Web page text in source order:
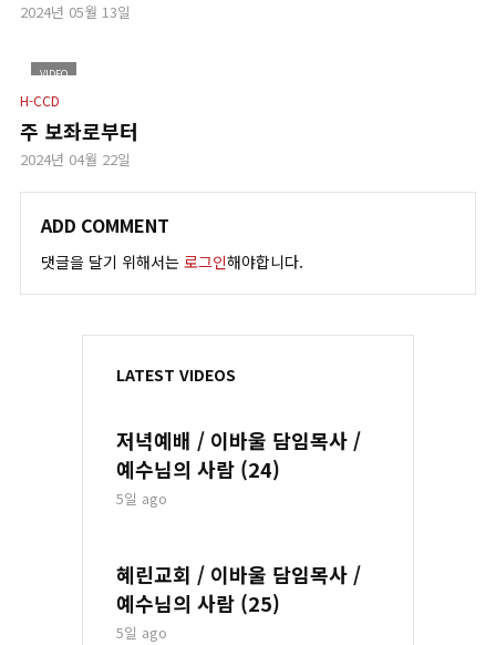
2024년 05월 13일
VIDEO
H-CCD
주 보좌로부터
2024년 04월 22일
ADD COMMENT
댓글을 달기 위해서는 로그인해야합니다.
LATEST VIDEOS
저녁예배 / 이바울 담임목사 /
예수님의 사람 (24)
5일 ago
혜린교회 / 이바울 담임목사 /
예수님의 사람 (25)
5일 ago